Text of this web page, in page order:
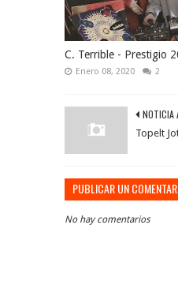
C. Terrible - Prestigio
Enero 08, 2020 2
NOTICIA
Topelt
PUBLICAR UN
No hay comentarios